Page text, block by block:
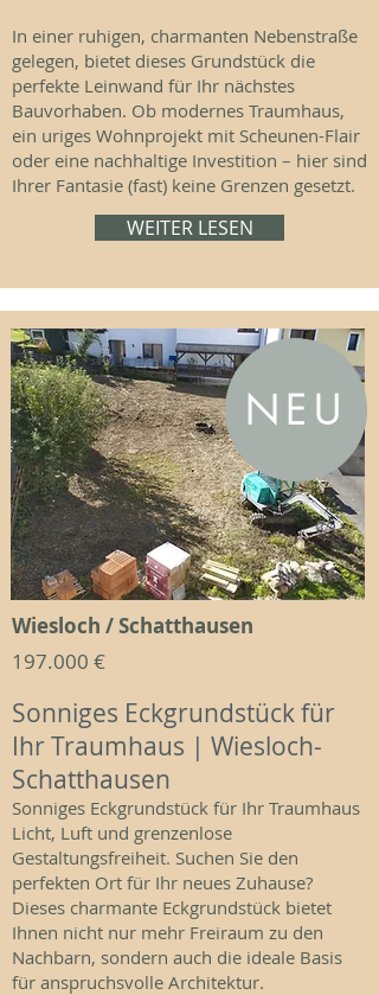
In einer ruhigen, charmanten Nebenstraße
gelegen, bietet dieses Grundstück die
perfekte Leinwand für Ihr nächstes
Bauvorhaben. Ob modernes Traumhaus,
ein uriges Wohnprojekt mit Scheunen-Flair
oder eine nachhaltige Investition – hier sind
Ihrer Fantasie (fast) keine Grenzen gesetzt.
WEITER LESEN
NEU
Wiesloch / Schatthausen
197.000 €
Sonniges Eckgrundstück für
Ihr Traumhaus | Wiesloch-
Schatthausen
Sonniges Eckgrundstück für Ihr Traumhaus
Licht, Luft und grenzenlose
Gestaltungsfreiheit. Suchen Sie den
perfekten Ort für Ihr neues Zuhause?
Dieses charmante Eckgrundstück bietet
Ihnen nicht nur mehr Freiraum zu den
Nachbarn, sondern auch die ideale Basis
für anspruchsvolle Architektur.